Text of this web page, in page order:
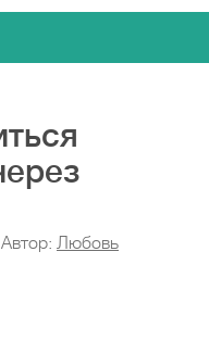
Автор: Любовь